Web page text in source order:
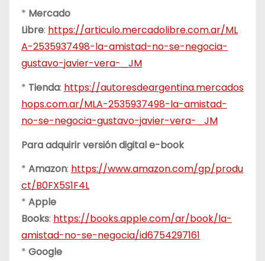
* Mercado
Libre: https://articulo.mercadolibre.com.ar/ML
A-2535937498-la-amistad-no-se-negocia-
gustavo-javier-vera-_JM
* Tienda: https://autoresdeargentina.mercados
hops.com.ar/MLA-2535937498-la-amistad-
no-se-negocia-gustavo-javier-vera-_JM
Para adquirir versión digital e-book
* Amazon: https://www.amazon.com/gp/produ
ct/B0FX5S1F4L
* Apple
Books: https://books.apple.com/ar/book/la-
amistad-no-se-negocia/id6754297161
* Google